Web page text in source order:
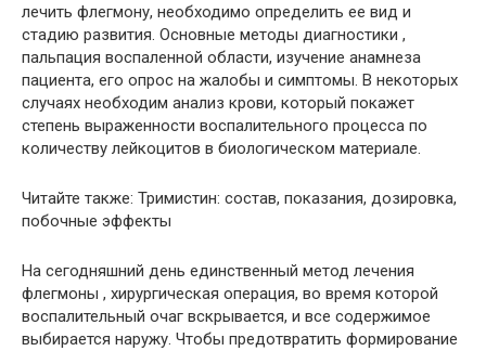
лечить флегмону, необходимо определить ее вид и
стадию развития. Основные методы диагностики ,
пальпация воспаленной области, изучение анамнеза
пациента, его опрос на жалобы и симптомы. В некоторых
случаях необходим анализ крови, который покажет
степень выраженности воспалительного процесса по
количеству лейкоцитов в биологическом материале.
Читайте также: Тримистин: состав, показания, дозировка,
побочные эффекты
На сегодняшний день единственный метод лечения
флегмоны , хирургическая операция, во время которой
воспалительный очаг вскрывается, и все содержимое
выбирается наружу. Чтобы предотвратить формирование